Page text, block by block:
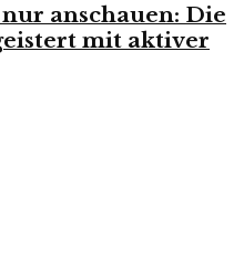
anschauen: Die
mit aktiver